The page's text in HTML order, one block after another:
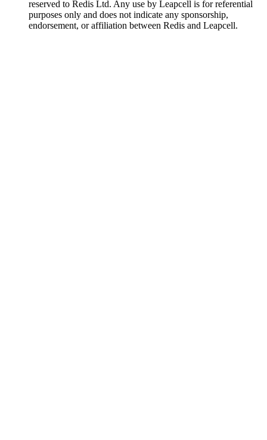
reserved to Redis Ltd. Any use by Leapcell is for referential
purposes only and does not indicate any sponsorship,
endorsement, or affiliation between Redis and Leapcell.